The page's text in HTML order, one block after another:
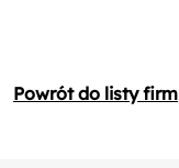
Powrót do listy firm